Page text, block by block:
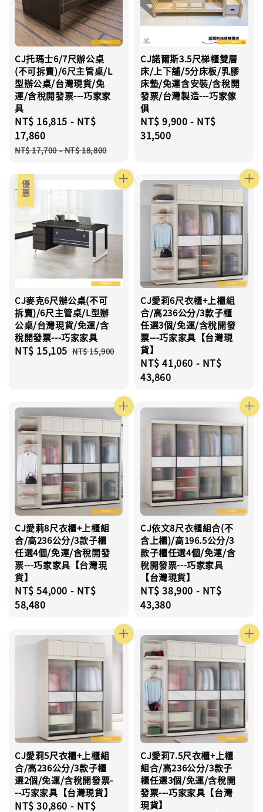
CJ托瑪士6/7尺辦公桌
(不可拆賣)/6尺主管桌/L
型辦公桌/台灣現貨/免
運/含稅開發票---巧家家
具
Sale
price
NT$ 16,815 - NT$
17,860
Regular
NT$ 17,700-NT$ 18,800
CJ諾爾斯3.5尺梯櫃雙層
床/上下舖/5分床板/乳膠
床墊/免運含安裝/含稅開
發票/台灣製造---巧家傢
俱
Regular
price
NT$ 9,900 - NT$
31,500
優惠
CJ麥克6尺辦公桌(不可
拆賣)/6尺主管桌/L型辦
公桌/台灣現貨/免運/含
稅開發票---巧家家具
Sale
NT$ 15,105 Regular
NT$ 15,900
CJ愛莉6尺衣櫃+上櫃組
合/高236公分/3款子櫃
任選3個/免運/含稅開發
票---巧家家具【台灣現
貨】
Regular
price
NT$ 41,060 - NT$
43,860
CJ愛莉8尺衣櫃+上櫃組
合/高236公分/3款子櫃
任選4個/免運/含稅開發
票---巧家家具【台灣現
貨】
Regular
price
NT$ 54,000 - NT$
58,480
CJ依文8尺衣櫃組合(不
含上櫃)/高196.5公分/3
款子櫃任選4個/免運/含
稅開發票---巧家家具
【台灣現貨】
Regular
price
NT$ 38,900 - NT$
43,380
CJ愛莉5尺衣櫃+上櫃組
合/高236公分/3款子櫃
選2個/免運/含稅開發票-
--巧家家具【台灣現貨】
Regular
NT$ 30,860 - NT$
CJ愛莉7.5尺衣櫃+上櫃
組合/高236公分/3款子
櫃任選3個/免運/含稅開
發票---巧家家具【台灣
現貨】